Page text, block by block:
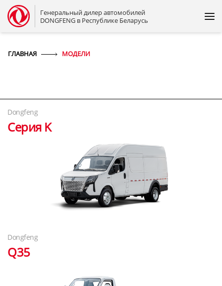
Генеральный дилер автомобилей
DONGFENG в Республике Беларусь
ГЛАВНАЯ МОДЕЛИ
Dongfeng
Серия K
Dongfeng
Q35